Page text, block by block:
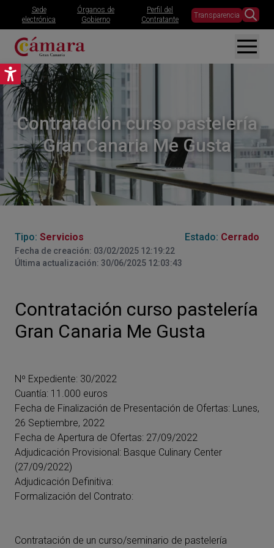
Abrir barra de herramientas
Sede
electrónica
Órganos de
Gobierno
Perfil del
Contratante
Transparencia
Contratación curso pastelería
Gran Canaria Me Gusta
Tipo: Servicios Estado: Cerrado
Fecha de creación: 03/02/2025 12:19:22
Última actualización: 30/06/2025 12:03:43
Contratación curso pastelería
Gran Canaria Me Gusta
Nº Expediente: 30/2022
Cuantía: 11.000 euros
Fecha de Finalización de Presentación de Ofertas: Lunes,
26 Septiembre, 2022
Fecha de Apertura de Ofertas: 27/09/2022
Adjudicación Provisional: Basque Culinary Center
(27/09/2022)
Adjudicación Definitiva:
Formalización del Contrato:
Contratación de un curso/seminario de pastelería